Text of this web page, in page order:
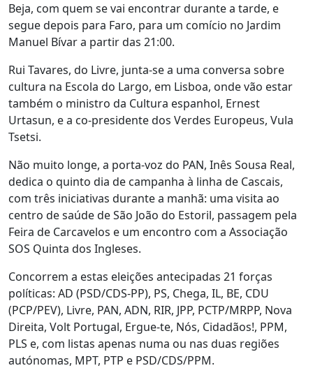
Beja, com quem se vai encontrar durante a tarde, e
segue depois para Faro, para um comício no Jardim
Manuel Bívar a partir das 21:00.
Rui Tavares, do Livre, junta-se a uma conversa sobre
cultura na Escola do Largo, em Lisboa, onde vão estar
também o ministro da Cultura espanhol, Ernest
Urtasun, e a co-presidente dos Verdes Europeus, Vula
Tsetsi.
Não muito longe, a porta-voz do PAN, Inês Sousa Real,
dedica o quinto dia de campanha à linha de Cascais,
com três iniciativas durante a manhã: uma visita ao
centro de saúde de São João do Estoril, passagem pela
Feira de Carcavelos e um encontro com a Associação
SOS Quinta dos Ingleses.
Concorrem a estas eleições antecipadas 21 forças
políticas: AD (PSD/CDS-PP), PS, Chega, IL, BE, CDU
(PCP/PEV), Livre, PAN, ADN, RIR, JPP, PCTP/MRPP, Nova
Direita, Volt Portugal, Ergue-te, Nós, Cidadãos!, PPM,
PLS e, com listas apenas numa ou nas duas regiões
autónomas, MPT, PTP e PSD/CDS/PPM.